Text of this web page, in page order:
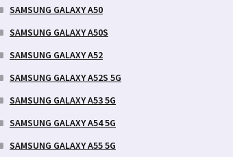
SAMSUNG GALAXY A50
SAMSUNG GALAXY A50S
SAMSUNG GALAXY A52
SAMSUNG GALAXY A52S 5G
SAMSUNG GALAXY A53 5G
SAMSUNG GALAXY A54 5G
SAMSUNG GALAXY A55 5G